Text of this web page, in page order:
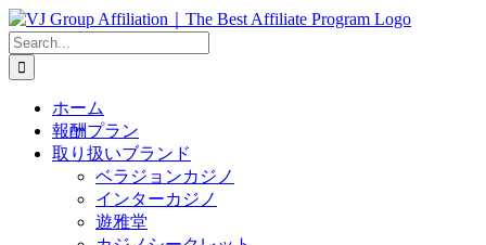
Skip
to
content
Search
for:
ホーム
報酬プラン
取り扱いブランド
ベラジョンカジノ
インターカジノ
遊雅堂